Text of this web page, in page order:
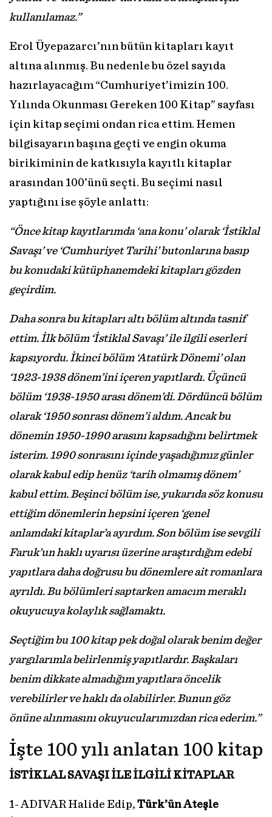
kullanılamaz.”
Erol Üyepazarcı’nın bütün kitapları kayıt
altına alınmış. Bu nedenle bu özel sayıda
hazırlayacağım “Cumhuriyet’imizin 100.
Yılında Okunması Gereken 100 Kitap” sayfası
için kitap seçimi ondan rica ettim. Hemen
bilgisayarın başına geçti ve engin okuma
birikiminin de katkısıyla kayıtlı kitaplar
arasından 100’ünü seçti. Bu seçimi nasıl
yaptığını ise şöyle anlattı:
“Önce kitap kayıtlarımda ‘ana konu’ olarak ‘İstiklal
Savaşı’ ve ‘Cumhuriyet Tarihi’ butonlarına basıp
bu konudaki kütüphanemdeki kitapları gözden
geçirdim.
Daha sonra bu kitapları altı bölüm altında tasnif
ettim. İlk bölüm ‘İstiklal Savaşı’ ile ilgili eserleri
kapsıyordu. İkinci bölüm ‘Atatürk Dönemi’ olan
‘1923-1938 dönem’ini içeren yapıtlardı. Üçüncü
bölüm ‘1938-1950 arası dönem’di. Dördüncü bölüm
olarak ‘1950 sonrası dönem’i aldım. Ancak bu
dönemin 1950-1990 arasını kapsadığını belirtmek
isterim. 1990 sonrasını içinde yaşadığımız günler
olarak kabul edip henüz ‘tarih olmamış dönem’
kabul ettim. Beşinci bölüm ise, yukarıda söz konusu
ettiğim dönemlerin hepsini içeren ‘genel
anlamdaki kitaplar’a ayırdım. Son bölüm ise sevgili
Faruk’un haklı uyarısı üzerine araştırdığım edebi
yapıtlara daha doğrusu bu dönemlere ait romanlara
ayrıldı. Bu bölümleri saptarken amacım meraklı
okuyucuya kolaylık sağlamaktı.
Seçtiğim bu 100 kitap pek doğal olarak benim değer
yargılarımla belirlenmiş yapıtlardır. Başkaları
benim dikkate almadığım yapıtlara öncelik
verebilirler ve haklı da olabilirler. Bunun göz
önüne alınmasını okuyucularımızdan rica ederim.”
İşte 100 yılı anlatan 100 kitap
İSTİKLAL SAVAŞI İLE İLGİLİ KİTAPLAR
1- ADIVAR Halide Edip, Türk’ün Ateşle